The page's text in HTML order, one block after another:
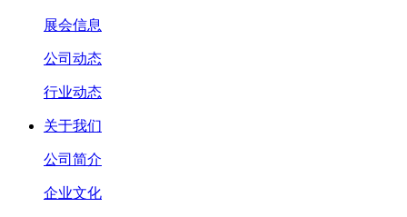
展会信息
公司动态
行业动态
关于我们
公司简介
企业文化